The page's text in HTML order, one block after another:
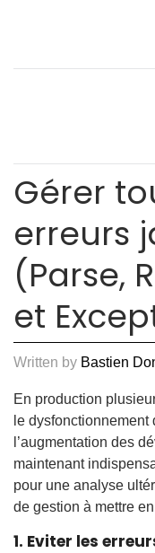
Gérer
erreurs
(Parse,
et
Written by Bastien
En production
le dysfonctionnement
l’augmentation des
maintenant
pour une analyse
de gestion à mettre
1. Eviter les